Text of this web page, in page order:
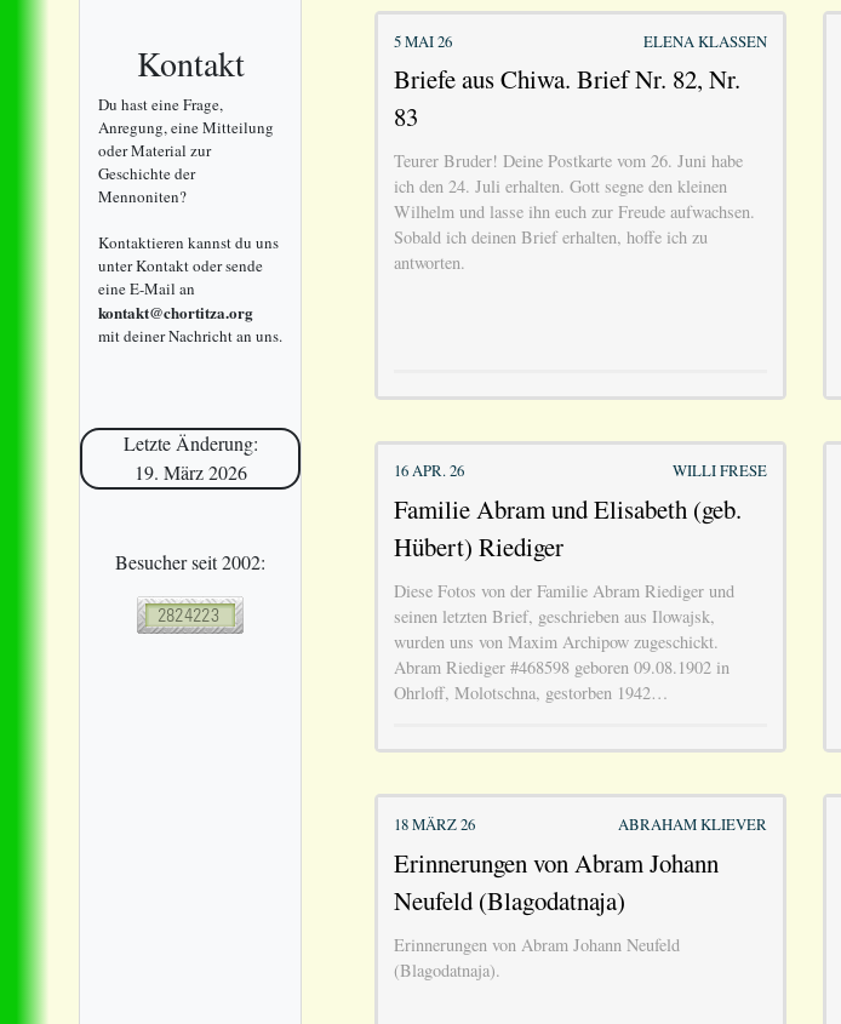
Kontakt
Du hast eine Frage,
Anregung, eine Mitteilung
oder Material zur
Geschichte der
Mennoniten?
Kontaktieren kannst du uns
unter Kontakt oder sende
eine E-Mail an
kontakt@chortitza.org
mit deiner Nachricht an uns.
Letzte Änderung:
19. März 2026
Besucher seit 2002:
5 MAI 26 ELENA KLASSEN
Briefe aus Chiwa. Brief Nr. 82, Nr.
83
Teurer Bruder! Deine Postkarte vom 26. Juni habe
ich den 24. Juli erhalten. Gott segne den kleinen
Wilhelm und lasse ihn euch zur Freude aufwachsen.
Sobald ich deinen Brief erhalten, hoffe ich zu
antworten.
16 APR. 26 WILLI FRESE
Familie Abram und Elisabeth (geb.
Hübert) Riediger
Diese Fotos von der Familie Abram Riediger und
seinen letzten Brief, geschrieben aus Ilowajsk,
wurden uns von Maxim Archipow zugeschickt.
Abram Riediger #468598 geboren 09.08.1902 in
Ohrloff, Molotschna, gestorben 1942…
18 MÄRZ 26 ABRAHAM KLIEVER
Erinnerungen von Abram Johann
Neufeld (Blagodatnaja)
Erinnerungen von Abram Johann Neufeld
(Blagodatnaja).